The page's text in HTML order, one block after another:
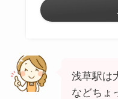
浅草駅は
などちょ